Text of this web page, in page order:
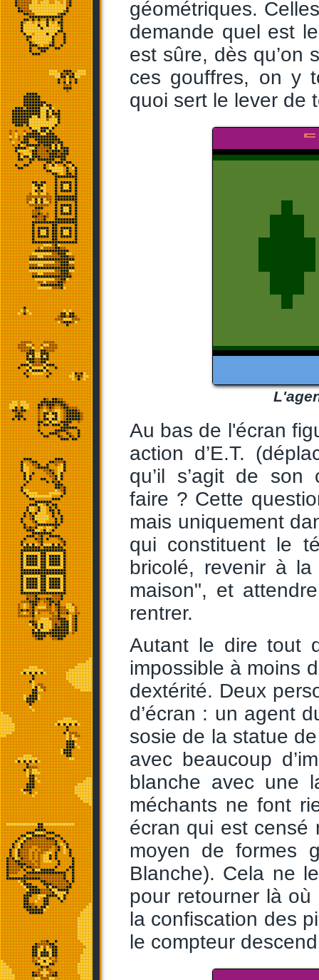
géométriques.
demande quel est
est sûre, dès qu’on
ces gouffres, on y
quoi sert le lever de
Au bas de l'écran
action d’E.T.
qu’il s’agit de son
faire ? Cette
mais uniquement
qui constituent le
bricolé, revenir à
maison", et
rentrer.
Autant le dire tout
impossible à moins
dextérité. Deux
d’écran : un agent
sosie de la statue
avec beaucoup
blanche avec une
méchants ne font
écran qui est censé
moyen de formes
Blanche). Cela ne
pour retourner là
la confiscation des
le compteur